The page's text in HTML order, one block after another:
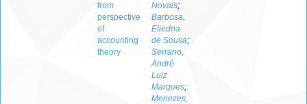
from
perspective
of
accounting
theory
Novais;
Barbosa,
Eliedna
de Sousa;
Serrano,
André
Luiz
Marques;
Menezes,